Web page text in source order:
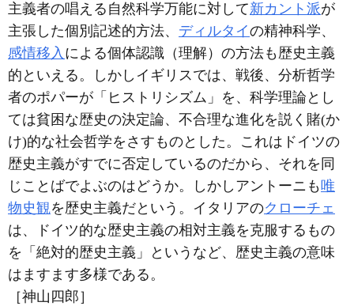
主義者の唱える自然科学万能に対して新カント派が
主張した個別記述的方法、 ディルタイの精神科学、
感情移入 による個体認識（理解）の方法も歴史主義
的といえる。しかしイギリスでは、戦後、分析哲学
者のポパーが「ヒストリシズム」を、科学理論とし
ては貧困な歴史の決定論、不合理な進化を説く賭(か
け)的な社会哲学をさすものとした。これはドイツの
歴史主義がすでに否定しているのだから、それを同
じことばでよぶのはどうか。しかしアントーニも唯
物史観を歴史主義だという。イタリアのクローチェ
は、ドイツ的な歴史主義の相対主義を克服するもの
を「絶対的歴史主義」というなど、歴史主義の意味
はますます多様である。
［神山四郎］